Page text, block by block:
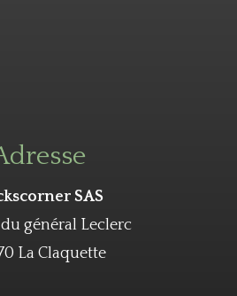
SAS
général Leclerc
La Claquette